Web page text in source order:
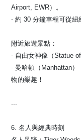
Airport, EWR）。
- 約 30 分鐘車程可從紐
附近旅遊景點：
- 自由女神像（Statue
- 曼哈頓（Manhattan
物的樂趣！
---
6. 名人與經典時刻